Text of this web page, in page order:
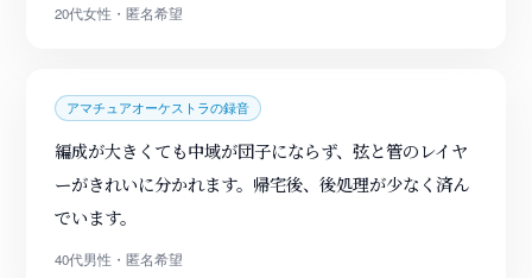
20代女性・匿名希望
アマチュアオーケストラの録音
編成が大きくても中域が団子にならず、弦と管のレイヤ
ーがきれいに分かれます。帰宅後、後処理が少なく済ん
でいます。
40代男性・匿名希望